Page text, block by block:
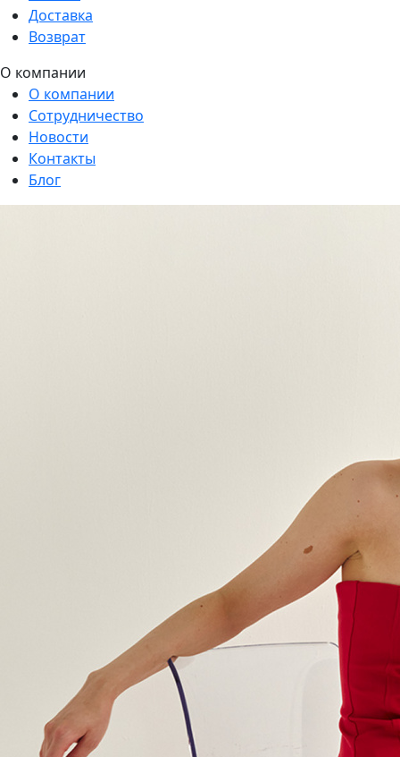
Доставка
Возврат
О компании
О компании
Сотрудничество
Новости
Контакты
Блог